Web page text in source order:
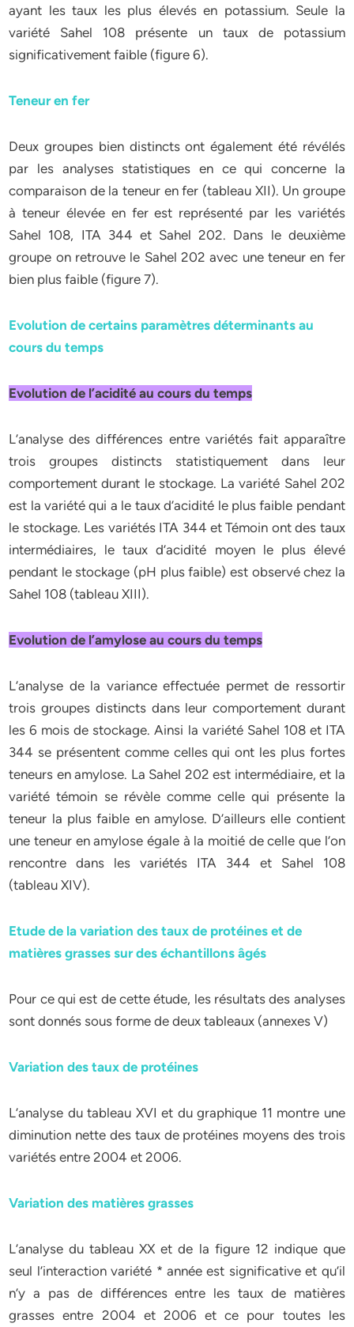
ayant les taux les plus élevés en potassium. Seule la
variété Sahel 108 présente un taux de potassium
significativement faible (figure 6).
Teneur en fer
Deux groupes bien distincts ont également été révélés
par les analyses statistiques en ce qui concerne la
comparaison de la teneur en fer (tableau XII). Un groupe
à teneur élevée en fer est représenté par les variétés
Sahel 108, ITA 344 et Sahel 202. Dans le deuxième
groupe on retrouve le Sahel 202 avec une teneur en fer
bien plus faible (figure 7).
Evolution de certains paramètres déterminants au
cours du temps
Evolution de l’acidité au cours du temps
L’analyse des différences entre variétés fait apparaître
trois groupes distincts statistiquement dans leur
comportement durant le stockage. La variété Sahel 202
est la variété qui a le taux d’acidité le plus faible pendant
le stockage. Les variétés ITA 344 et Témoin ont des taux
intermédiaires, le taux d’acidité moyen le plus élevé
pendant le stockage (pH plus faible) est observé chez la
Sahel 108 (tableau XIII).
Evolution de l’amylose au cours du temps
L’analyse de la variance effectuée permet de ressortir
trois groupes distincts dans leur comportement durant
les 6 mois de stockage. Ainsi la variété Sahel 108 et ITA
344 se présentent comme celles qui ont les plus fortes
teneurs en amylose. La Sahel 202 est intermédiaire, et la
variété témoin se révèle comme celle qui présente la
teneur la plus faible en amylose. D’ailleurs elle contient
une teneur en amylose égale à la moitié de celle que l’on
rencontre dans les variétés ITA 344 et Sahel 108
(tableau XIV).
Etude de la variation des taux de protéines et de
matières grasses sur des échantillons âgés
Pour ce qui est de cette étude, les résultats des analyses
sont donnés sous forme de deux tableaux (annexes V)
Variation des taux de protéines
L’analyse du tableau XVI et du graphique 11 montre une
diminution nette des taux de protéines moyens des trois
variétés entre 2004 et 2006.
Variation des matières grasses
L’analyse du tableau XX et de la figure 12 indique que
seul l’interaction variété * année est significative et qu’il
n’y a pas de différences entre les taux de matières
grasses entre 2004 et 2006 et ce pour toutes les